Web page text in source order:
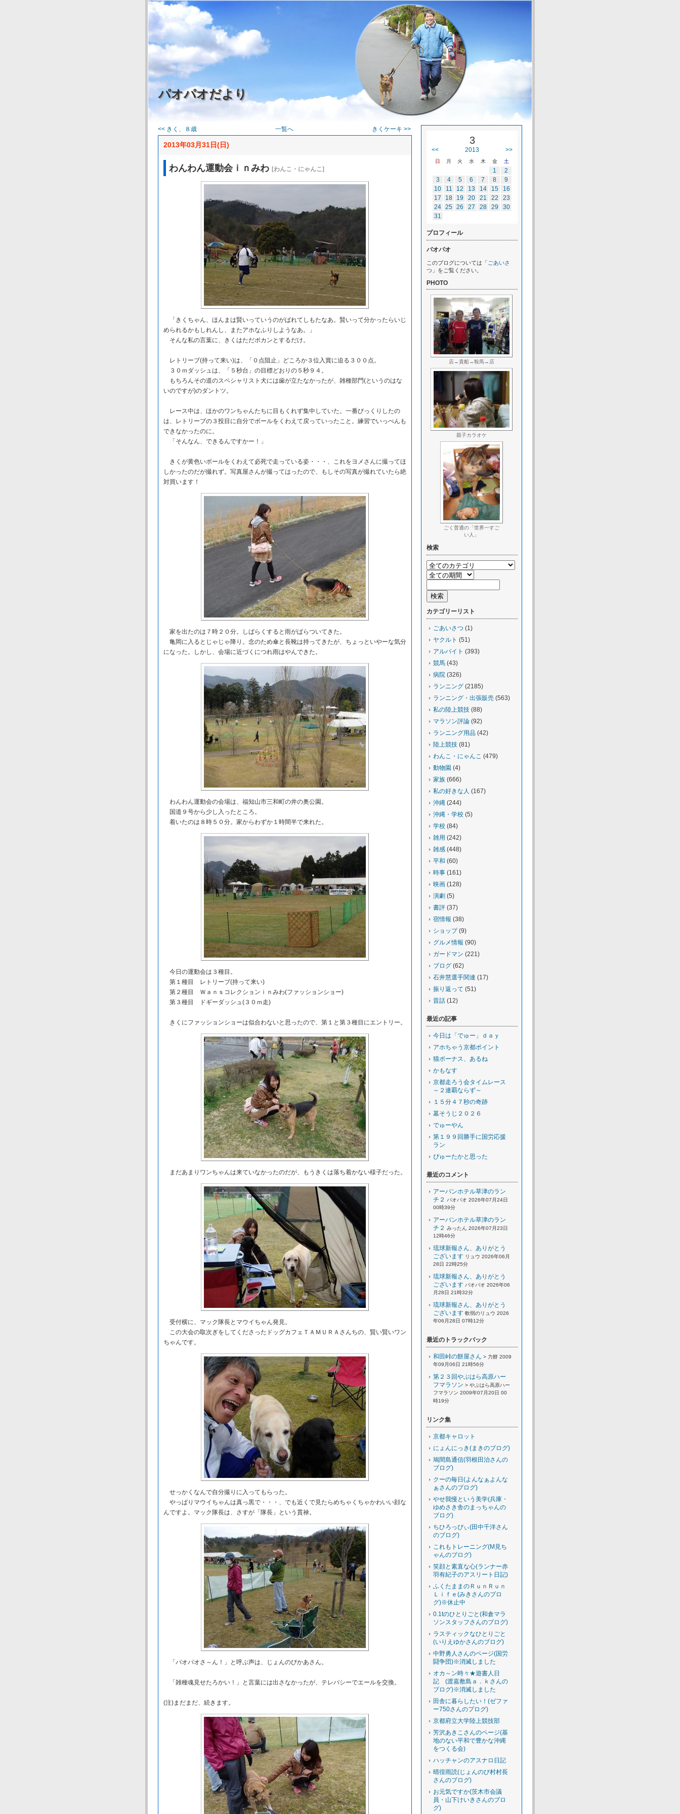
パオパオだより
<< きく、８歳 一覧へ きくケーキ >>
2013年03月31日(日)
わんわん運動会ｉｎみわ [わんこ・にゃんこ]
「きくちゃん、ほんまは賢いっていうのがばれてしもたなあ。賢いって分かったらいじ
められるかもしれんし、またアホなふりしようなあ。」
そんな私の言葉に、きくはただポカンとするだけ。
レトリーブ(持って来い)は、「０点阻止」どころか３位入賞に迫る３００点。
３０ｍダッシュは、「５秒台」の目標どおりの５秒９４。
もちろんその道のスペシャリスト犬には歯が立たなかったが、雑種部門(というのはな
いのですが)のダントツ。
レース中は、ほかのワンちゃんたちに目もくれず集中していた。一番びっくりしたの
は、レトリーブの３投目に自分でボールをくわえて戻っていったこと。練習でいっぺんも
できなかったのに。
「そんなん、できるんですかー！」
きくが黄色いボールをくわえて必死で走っている姿・・・、これをヨメさんに撮ってほ
しかったのだが撮れず。写真屋さんが撮ってはったので、もしその写真が撮れていたら絶
対買います！
家を出たのは７時２０分。しばらくすると雨がぱらついてきた。
亀岡に入るとじゃじゃ降り。念のため傘と長靴は持ってきたが、ちょっといやーな気分
になった。しかし、会場に近づくにつれ雨はやんできた。
わんわん運動会の会場は、福知山市三和町の井の奥公園。
国道９号から少し入ったところ。
着いたのは８時５０分。家からわずか１時間半で来れた。
今日の運動会は３種目。
第１種目 レトリーブ(持って来い)
第２種目 Ｗａｎｓコレクションｉｎみわ(ファッションショー)
第３種目 ドギーダッシュ(３０ｍ走)
きくにファッションショーは似合わないと思ったので、第１と第３種目にエントリー。
まだあまりワンちゃんは来ていなかったのだが、もうきくは落ち着かない様子だった。
受付横に、マック隊長とマウイちゃん発見。
この大会の取次ぎをしてくださったドッグカフェＴＡＭＵＲＡさんちの、賢い賢いワン
ちゃんです。
せっかくなんで自分撮りに入ってもらった。
やっぱりマウイちゃんは真っ黒で・・・、でも近くで見たらめちゃくちゃかわいい顔な
んですよ。マック隊長は、さすが「隊長」という貫禄。
「パオパオさ～ん！」と呼ぶ声は、じょんのびかあさん。
「雑種魂見せたろかい！」と言葉には出さなかったが、テレパシーでエールを交換。
(注)まだまだ、続きます。
3
<< 2013 >>
日 月 火 水 木 金 土
1
2
3
4 5 6 7 8
9
10
11 12 13 14 15
16
17
18 19 20 21 22
23
24 25 26 27 28 29
30
31
プロフィール
パオパオ
このブログについては「 ごあいさ
つ 」をご覧ください。
PHOTO
店→貴船→鞍馬→店
親子カラオケ
ごく普通の「世界一すご
い人」
検索
カテゴリーリスト
ごあいさつ (1)
ヤクルト (51)
アルバイト (393)
競馬 (43)
病院 (326)
ランニング (2185)
ランニング・出張販売 (563)
私の陸上競技 (88)
マラソン評論 (92)
ランニング用品 (42)
陸上競技 (81)
わんこ・にゃんこ (479)
動物園 (4)
家族 (666)
私の好きな人 (167)
沖縄 (244)
沖縄・学校 (5)
学校 (84)
雑用 (242)
雑感 (448)
平和 (60)
時事 (161)
映画 (128)
演劇 (5)
書評 (37)
宿情報 (38)
ショップ(9)
グルメ情報 (90)
ガードマン (221)
ブログ (62)
石井慧選手関連 (17)
振り返って (51)
昔話 (12)
最近の記事
今日は「でゅー」ｄａｙ
アホちゃう京都ポイント
猫ボーナス、あるね
かもなす
京都走ろう会タイムレース
～２連覇ならず～
１５分４７秒の奇跡
墓そうじ２０２６
でゅーやん
第１９９回勝手に国労応援
ラン
ぴゅーたかと思った
最近のコメント
アーバンホテル草津のラン
チ２
パオパオ 2026年07月24日
00時39分
アーバンホテル草津のラン
チ２ みったん 2026年07月23日
12時46分
琉球新報さん、ありがとう
ございます リュウ 2026年06月
28日 22時25分
琉球新報さん、ありがとう
ございます パオパオ 2026年06
月28日 21時32分
琉球新報さん、ありがとう
ございます 軟弱のリュウ 2026
年06月28日 07時12分
最近のトラックバック
和田峠の餅屋さん > 力餅 2009
年09月06日 21時56分
第２３回やぶはら高原ハー
フマラソン > やぶはら高原ハー
フマラソン 2009年07月20日 00
時19分
リンク集
京都キャロット
にょんにっき(まきのブログ)
鳩間島通信(羽根田治さんの
ブログ)
クーの毎日(よんなぁよんな
ぁさんのブログ)
やせ我慢という美学(兵庫・
ゆめさき舎のまっちゃんの
ブログ)
ちひろっぴぃ(田中千洋さん
のブログ)
これもトレーニング(M見ち
ゃんのブログ)
笑顔と素直な心(ランナー赤
羽有紀子のアスリート日記)
ふくたままのＲｕｎＲｕｎ
Ｌｉｆｅ(みきさんのブロ
グ)※休止中
0.1tのひとりごと(和倉マラ
ソンスタッフさんのブログ)
ラスティックなひとりごと
(いりえゆかさんのブログ)
中野勇人さんのページ(国労
闘争団)※消滅しました
オカ～ン時々★遊書人日
記 (渡嘉敷島ａ．ｋさんの
ブログ)※消滅しました
田舎に暮らしたい！(ゼファ
ー750さんのプログ)
京都府立大学陸上競技部
芳沢あきこさんのページ(基
地のない平和で豊かな沖縄
をつくる会)
ハッチャンのアスナロ日記
晴徨雨読(じょんのび村村長
さんのブログ)
お元気ですか(茨木市会議
員・山下けいきさんのブロ
グ)